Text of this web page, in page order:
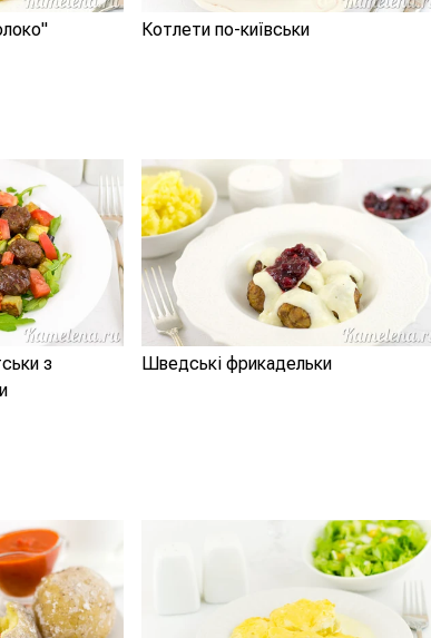
Котлети по-київськи
з
Шведські фрикадельки